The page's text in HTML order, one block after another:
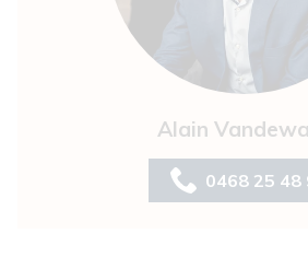
Alain
0468 25 48